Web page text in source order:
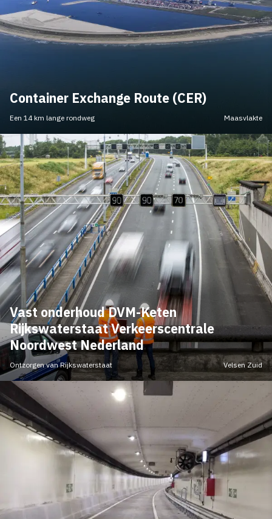
Container Exchange Route (CER)
Een 14 km lange rondweg Maasvlakte
Vast onderhoud DVM-Keten
Rijkswaterstaat Verkeerscentrale
Noordwest Nederland
Ontzorgen van Rijkswaterstaat Velsen Zuid